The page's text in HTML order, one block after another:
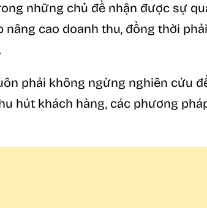
những chủ đề nhận được sự
cao doanh thu, đồng thời
phải không ngừng nghiên cứu
hút khách hàng, các phương